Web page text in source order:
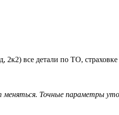
2к2) все детали по ТО,
меняться. Точные параметры